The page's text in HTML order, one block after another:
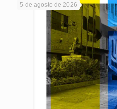
5 de agosto de 2026